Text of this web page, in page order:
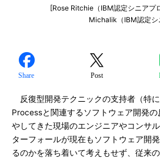
[Rose Ritchie（IBM認定シニアプ
Michalik（IBM認定シ
Share Post
反復型開発テクニックの支持者（特
Processと関連するソフトウェア開発
やしてきた現場のエンジニアやコンサ
ターフォールが現在もソフトウェア開
るのかを落ち着いて考えもせず、従来